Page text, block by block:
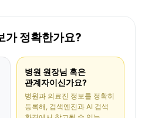
가 정확한가요?
병원 원장님 혹은
관계자이신가요?
병원과 의료진 정보를 정확히
등록해, 검색엔진과 AI 검색